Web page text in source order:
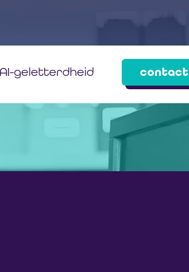
geletterdheid contact